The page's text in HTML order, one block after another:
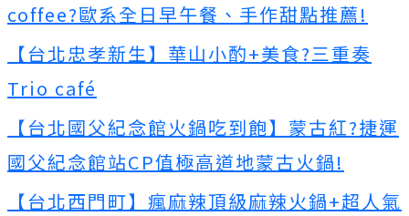
coffee?歐系全日早午餐、手作甜點推薦!
【台北忠孝新生】華山小酌+美食?三重奏
Trio café
【台北國父紀念館火鍋吃到飽】蒙古紅?捷運
國父紀念館站CP值極高道地蒙古火鍋!
【台北西門町】瘋麻辣頂級麻辣火鍋+超人氣